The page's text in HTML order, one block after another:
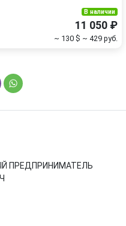
В наличии
11 050 ₽
~ 130 $ ~ 429 руб.
ПРЕДПРИНИМАТЕЛЬ